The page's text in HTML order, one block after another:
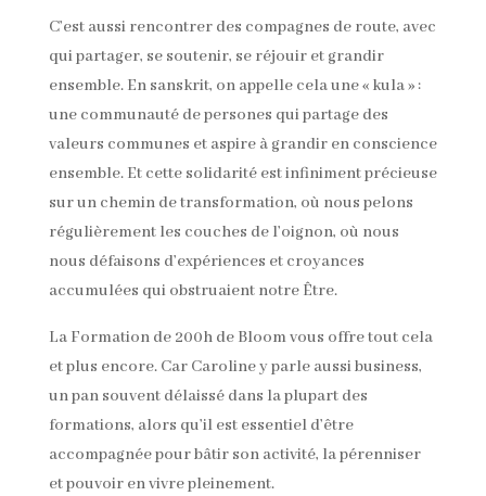
C’est aussi rencontrer des compagnes de route, avec
qui partager, se soutenir, se réjouir et grandir
ensemble. En sanskrit, on appelle cela une « kula » :
une communauté de persones qui partage des
valeurs communes et aspire à grandir en conscience
ensemble. Et cette solidarité est infiniment précieuse
sur un chemin de transformation, où nous pelons
régulièrement les couches de l’oignon, où nous
nous défaisons d’expériences et croyances
accumulées qui obstruaient notre Être.
La Formation de 200h de Bloom vous offre tout cela
et plus encore. Car Caroline y parle aussi business,
un pan souvent délaissé dans la plupart des
formations, alors qu’il est essentiel d’être
accompagnée pour bâtir son activité, la pérenniser
et pouvoir en vivre pleinement.